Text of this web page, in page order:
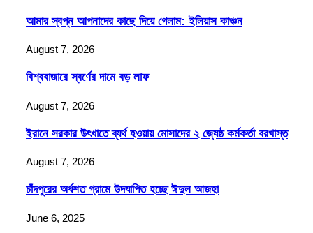
আমার স্বপ্ন আপনাদের কাছে দিয়ে গেলাম: ইলিয়াস কাঞ্চন
August 7, 2026
বিশ্ববাজারে স্বর্ণের দামে বড় লাফ
August 7, 2026
ইরানে সরকার উৎখাতে ব্যর্থ হওয়ায় মোসাদের ২ জ্যেষ্ঠ কর্মকর্তা বরখাস্ত
August 7, 2026
চাঁদপুরের অর্ধশত গ্রামে উদযাপিত হচ্ছে ঈদুল আজহা
June 6, 2025